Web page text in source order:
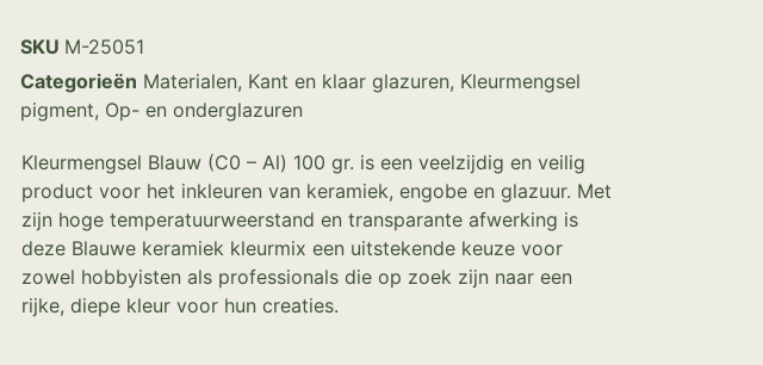
SKU M-25051
Categorieën Materialen, Kant en klaar glazuren, Kleurmengsel
pigment, Op- en onderglazuren
Kleurmengsel Blauw (C0 – Al) 100 gr. is een veelzijdig en veilig
product voor het inkleuren van keramiek, engobe en glazuur. Met
zijn hoge temperatuurweerstand en transparante afwerking is
deze Blauwe keramiek kleurmix een uitstekende keuze voor
zowel hobbyisten als professionals die op zoek zijn naar een
rijke, diepe kleur voor hun creaties.